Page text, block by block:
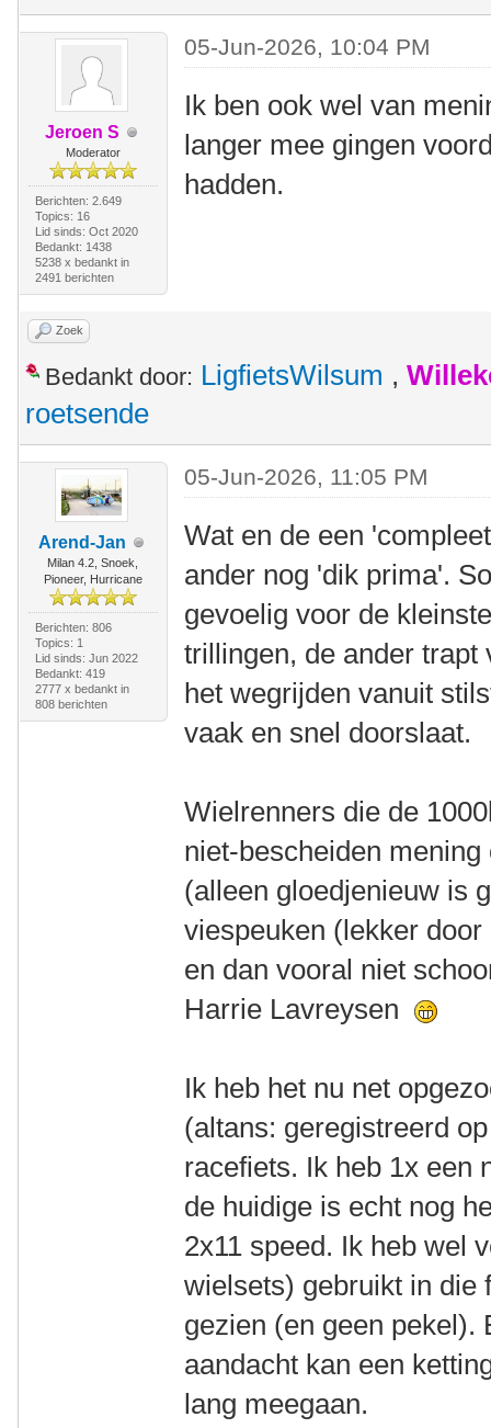
Jeroen S
Moderator
Berichten: 2.649
Topics: 16
Lid sinds: Oct 2020
Bedankt: 1438
5238 x bedankt in
2491 berichten
05-Jun-2026, 10:04 PM
Ik ben ook wel van
langer mee gingen
hadden.
Zoek
Bedankt door: LigfietsWilsum ,
roetsende
Arend-Jan
Milan 4.2, Snoek,
Pioneer, Hurricane
Berichten: 806
Topics: 1
Lid sinds: Jun 2022
Bedankt: 419
2777 x bedankt in
808 berichten
05-Jun-2026, 11:05 PM
Wat en de een
ander nog 'dik prima'.
gevoelig voor de
trillingen, de ander
het wegrijden vanuit
vaak en snel doorslaat.
Wielrenners die de
niet-bescheiden
(alleen gloedjenieuw is
viespeuken (lekker
en dan vooral niet
Harrie Lavreysen
Ik heb het nu net
(altans: geregistreerd
racefiets. Ik heb 1x een
de huidige is echt nog
2x11 speed. Ik heb wel
wielsets) gebruikt in die
gezien (en geen pekel).
aandacht kan een
lang meegaan.